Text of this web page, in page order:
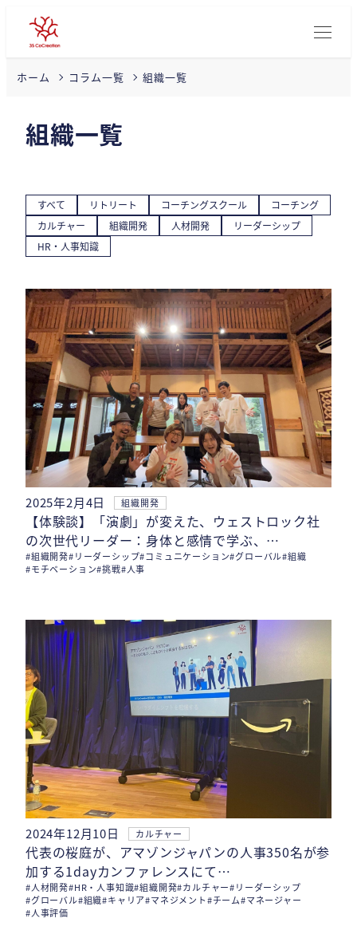
ホーム コラム一覧 組織一覧
組織一覧
すべて リトリート コーチングスクール
コーチング
カルチャー
組織開発 人材開発
リーダーシップ
HR・人事知識
【体験談】「演劇」が変えた、ウェストロック社
の次世代リーダー：身体と感情で学ぶ、…
2025年2月4日 組織開発
#組織開発#リーダーシップ#コミュニケーション#グローバル#組織
#モチベーション#挑戦#人事
代表の桜庭が、アマゾンジャパンの人事350名が参
加する1dayカンファレンスにて…
2024年12月10日 カルチャー
#人材開発#HR・人事知識#組織開発#カルチャー#リーダーシップ
#グローバル#組織#キャリア#マネジメント#チーム#マネージャー
#人事評価